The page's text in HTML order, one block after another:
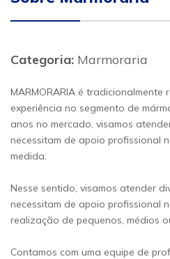
Categoria: Marmoraria
MARMORARIA é
experiência no segmento de
anos no mercado, visamos
necessitam de apoio profissional
medida.
Nesse sentido, visamos atender
necessitam de apoio profissional
realização de pequenos, médios
Contamos com uma equipe de